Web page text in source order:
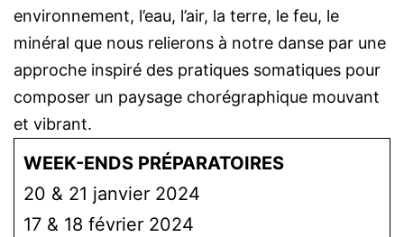
environnement, l’eau, l’air, la terre, le feu, le
minéral que nous relierons à notre danse par une
approche inspiré des pratiques somatiques pour
composer un paysage chorégraphique mouvant
et vibrant.
WEEK-ENDS PRÉPARATOIRES
20 & 21 janvier 2024
17 & 18 février 2024